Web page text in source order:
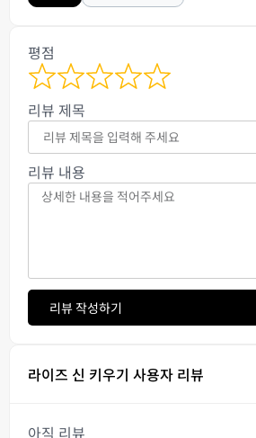
평점
리뷰 제목
리뷰 내용
리뷰 작성하기
라이즈 신 키우기 사용자 리뷰
아직 리뷰